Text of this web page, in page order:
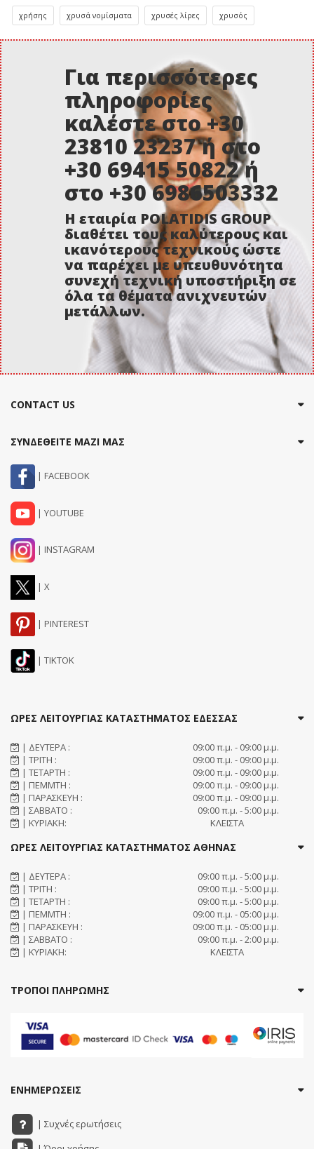
χρήσης χρυσά νομίσματα χρυσές λίρες χρυσός
Για περισσότερες
πληροφορίες
καλέστε στο +30
23810 23237 ή στο
+30 69415 50822 ή
στο +30 6986503332
Η εταιρία POLATIDIS GROUP
διαθέτει τους καλύτερους και
ικανότερους τεχνικούς ώστε
να παρέχει με υπευθυνότητα
συνεχή τεχνική υποστήριξη σε
όλα τα θέματα ανιχνευτών
μετάλλων.
CONTACT US
ΣΥΝΔΕΘΕΙΤΕ ΜΑΖΙ ΜΑΣ
| FACEBOOK
| YOUTUBE
| INSTAGRAM
| X
| PINTEREST
| TIKTOK
ΩΡΕΣ ΛΕΙΤΟΥΡΓΙΑΣ ΚΑΤΑΣΤΗΜΑΤΟΣ ΕΔΕΣΣΑΣ
| ΔΕΥΤΕΡΑ :
09:00 π.μ. - 09:00 μ.μ.
| ΤΡΙΤΗ :
09:00 π.μ. - 09:00 μ.μ.
| ΤΕΤΑΡΤΗ :
09:00 π.μ. - 09:00 μ.μ.
| ΠΕΜΜΤΗ :
09:00 π.μ. - 09:00 μ.μ.
| ΠΑΡΑΣΚΕΥΗ :
09:00 π.μ. - 09:00 μ.μ.
| ΣΑΒΒΑΤΟ :
09:00 π.μ. - 5:00 μ.μ.
| ΚΥΡΙΑΚΗ:
ΚΛΕΙΣΤΑ
ΩΡΕΣ ΛΕΙΤΟΥΡΓΙΑΣ ΚΑΤΑΣΤΗΜΑΤΟΣ ΑΘΗΝΑΣ
| ΔΕΥΤΕΡΑ :
09:00 π.μ. - 5:00 μ.μ.
| ΤΡΙΤΗ :
09:00 π.μ. - 5:00 μ.μ.
| ΤΕΤΑΡΤΗ :
09:00 π.μ. - 5:00 μ.μ.
| ΠΕΜΜΤΗ :
09:00 π.μ. - 05:00 μ.μ.
| ΠΑΡΑΣΚΕΥΗ :
09:00 π.μ. - 05:00 μ.μ.
| ΣΑΒΒΑΤΟ :
09:00 π.μ. - 2:00 μ.μ.
| ΚΥΡΙΑΚΗ:
ΚΛΕΙΣΤΑ
ΤΡΟΠΟΙ ΠΛΗΡΩΜΗΣ
ΕΝΗΜΕΡΩΣΕΙΣ
| Συχνές ερωτήσεις